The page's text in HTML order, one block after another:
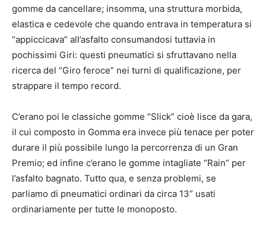
gomme da cancellare; insomma, una struttura morbida,
elastica e cedevole che quando entrava in temperatura si
“appiccicava” all’asfalto consumandosi tuttavia in
pochissimi Giri: questi pneumatici si sfruttavano nella
ricerca del “Giro feroce” nei turni di qualificazione, per
strappare il tempo record.
C’erano poi le classiche gomme “Slick” cioè lisce da gara,
il cui composto in Gomma era invece più tenace per poter
durare il più possibile lungo la percorrenza di un Gran
Premio; ed infine c’erano le gomme intagliate “Rain” per
l’asfalto bagnato. Tutto qua, e senza problemi, se
parliamo di pneumatici ordinari da circa 13” usati
ordinariamente per tutte le monoposto.